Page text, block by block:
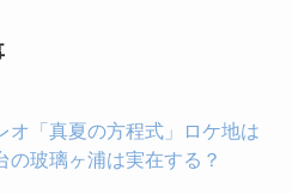
オ「真夏の方程式」ロケ地は
の玻璃ヶ浦は実在する？